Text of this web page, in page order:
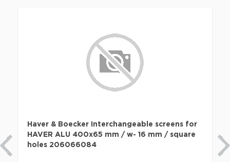
Haver & Boecker Interchangeable screens for
HAVER ALU 400x65 mm / w- 16 mm / square
holes 206066084